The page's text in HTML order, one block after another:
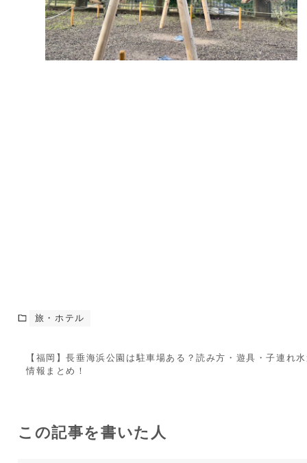
旅・ホテル
【福岡】長垂海浜公園は駐車場ある？読み方・遊具・子連れ
情報まとめ！
この記事を書いた人